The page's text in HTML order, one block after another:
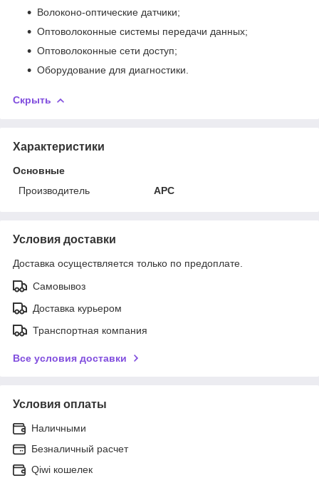
Волоконо-оптические датчики;
Оптоволоконные системы передачи данных;
Оптоволоконные сети доступ;
Оборудование для диагностики.
Скрыть
Характеристики
Основные
Производитель
APC
Условия доставки
Доставка осуществляется только по предоплате.
Самовывоз
Доставка курьером
Транспортная компания
Все условия доставки
Условия оплаты
Наличными
Безналичный расчет
Qiwi кошелек